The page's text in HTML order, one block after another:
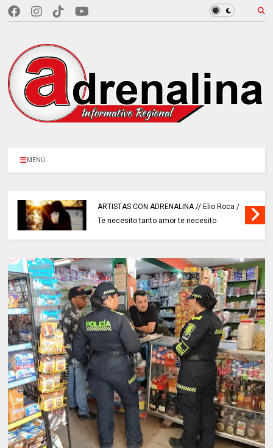
MENÚ
ARTISTAS CON ADRENALINA // Elio Roca /
Te necesito tanto amor te necesito